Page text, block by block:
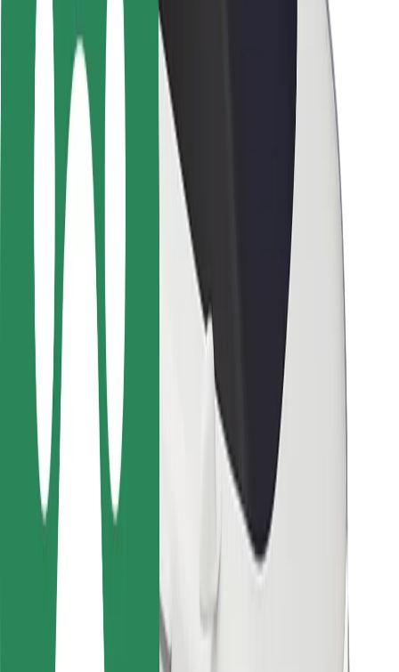
Autovadītāju drošība
Skrejriteņu drošība
Drošības laboratorija
Pilsētas
Pilsētas
Risinājumi pilsētām
Lidostas
Bolt uzlādes statīvi
Palīdzība
Pasažieriem
Autovadītājiem
Kurjeriem
Bolt Food
Autoparku īpašniekiem
Restorāniem
Bolt for Business
Cits
Noteikumi un nosacījumi
Sīkdatnes